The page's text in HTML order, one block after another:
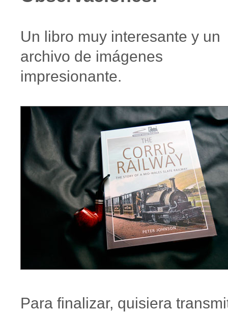
Un libro muy interesante y un
archivo de imágenes
impresionante.
Para finalizar, quisiera